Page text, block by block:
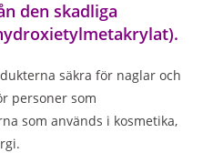
den skadliga
säkra för naglar och
personer som
som används i kosmetika,